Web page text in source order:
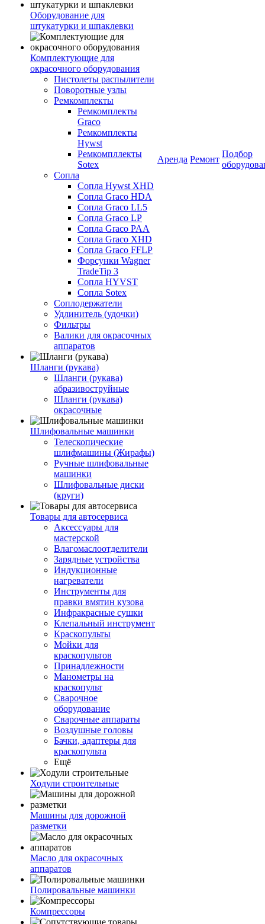
Оборудование для
штукатурки и шпаклевки
Комплектующие для
окрасочного оборудования
Пистолеты распылители
Поворотные узлы
Ремкомплекты
Ремкомплекты
Graco
Ремкомплекты
Hywst
Ремкомпллекты
Sotex
Сопла
Сопла Hywst XHD
Сопла Graco HDA
Сопла Graco LL5
Сопла Graco LP
Сопла Graco PAA
Сопла Graco XHD
Сопла Graco FFLP
Форсунки Wagner
TradeTip 3
Сопла HYVST
Сопла Sotex
Соплодержатели
Удлинитель (удочки)
Фильтры
Валики для окрасочных
аппаратов
Шланги (рукава)
Шланги (рукава)
абразивоструйные
Шланги (рукава)
окрасочные
Шлифовальные машинки
Телескопические
шлифмашины (Жирафы)
Ручные шлифовальные
машинки
Шлифовальные диски
(круги)
Товары для автосервиса
Аксессуары для
мастерской
Влагомаслоотделители
Зарядные устройства
Индукционные
нагреватели
Инструменты для
правки вмятин кузова
Инфракрасные сушки
Клепальный инструмент
Краскопульты
Мойки для
краскопультов
Принадлежности
Манометры на
краскопульт
Сварочное
оборудование
Сварочные аппараты
Воздушные головы
Бачки, адаптеры для
краскопульта
Ещё
Ходули строительные
Машины для дорожной
разметки
Масло для окрасочных
аппаратов
Полировальные машинки
Компрессоры
Аренда Ремонт
Подбор